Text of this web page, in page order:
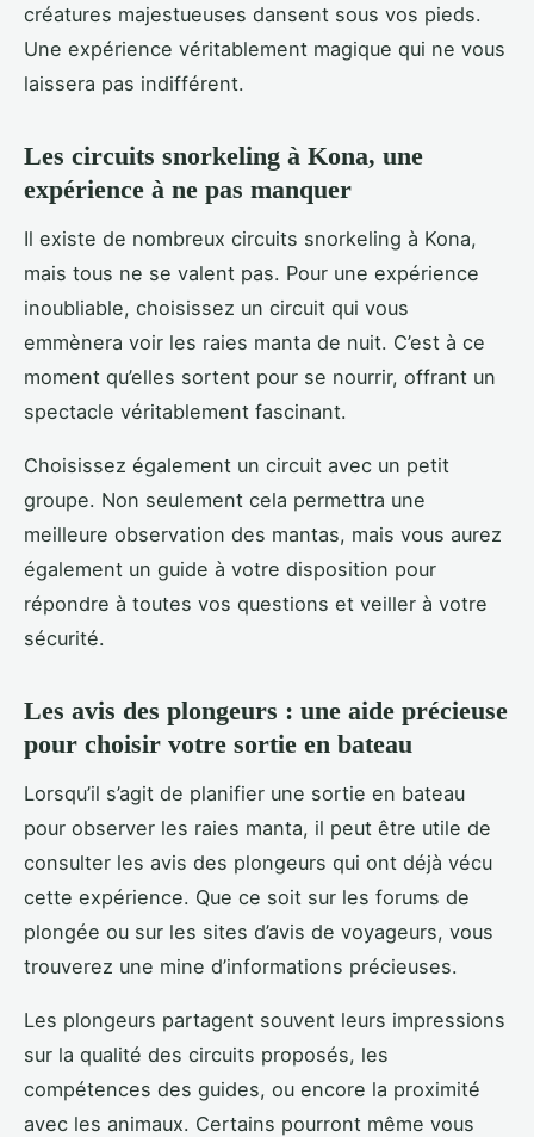
créatures majestueuses dansent sous vos pieds.
Une expérience véritablement magique qui ne vous
laissera pas indifférent.
Les circuits snorkeling à Kona, une
expérience à ne pas manquer
Il existe de nombreux circuits snorkeling à Kona,
mais tous ne se valent pas. Pour une expérience
inoubliable, choisissez un circuit qui vous
emmènera voir les raies manta de nuit. C’est à ce
moment qu’elles sortent pour se nourrir, offrant un
spectacle véritablement fascinant.
Choisissez également un circuit avec un petit
groupe. Non seulement cela permettra une
meilleure observation des mantas, mais vous aurez
également un guide à votre disposition pour
répondre à toutes vos questions et veiller à votre
sécurité.
Les avis des plongeurs : une aide précieuse
pour choisir votre sortie en bateau
Lorsqu’il s’agit de planifier une sortie en bateau
pour observer les raies manta, il peut être utile de
consulter les avis des plongeurs qui ont déjà vécu
cette expérience. Que ce soit sur les forums de
plongée ou sur les sites d’avis de voyageurs, vous
trouverez une mine d’informations précieuses.
Les plongeurs partagent souvent leurs impressions
sur la qualité des circuits proposés, les
compétences des guides, ou encore la proximité
avec les animaux. Certains pourront même vous